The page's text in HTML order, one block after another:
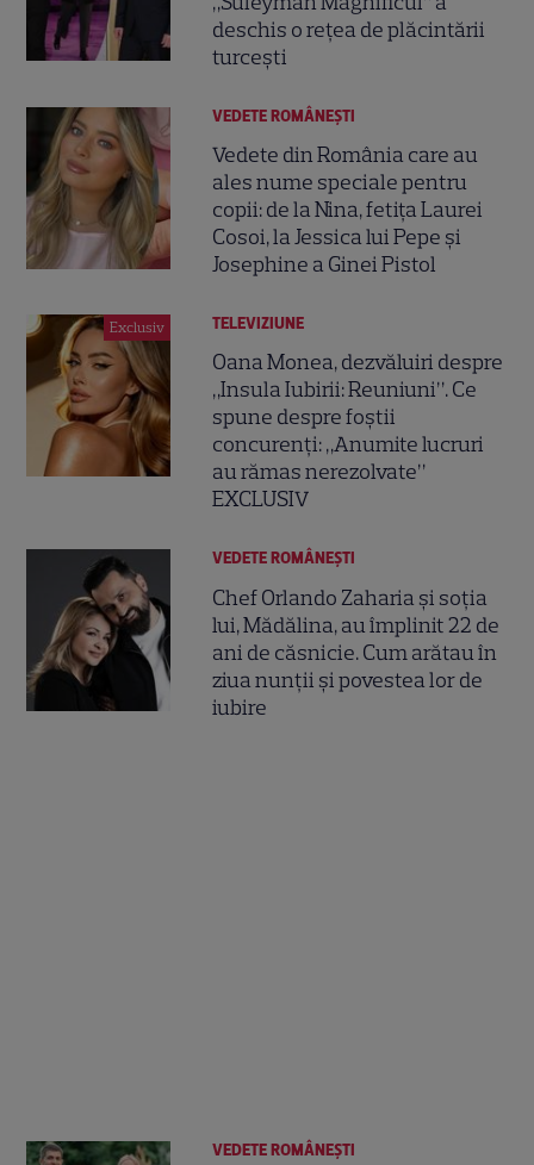
deschis o rețea de plăcintării
turcești
VEDETE ROMÂNEŞTI
Vedete din România care au
ales nume speciale pentru
copii: de la Nina, fetița Laurei
Cosoi, la Jessica lui Pepe și
Josephine a Ginei Pistol
Exclusiv TELEVIZIUNE
Oana Monea, dezvăluiri despre
„Insula Iubirii: Reuniuni”. Ce
spune despre foștii
concurenți: „Anumite lucruri
au rămas nerezolvate”
EXCLUSIV
VEDETE ROMÂNEŞTI
Chef Orlando Zaharia și soția
lui, Mădălina, au împlinit 22 de
ani de căsnicie. Cum arătau în
ziua nunții și povestea lor de
iubire
VEDETE ROMÂNEŞTI